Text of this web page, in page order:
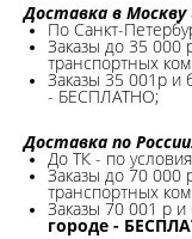
Доставка в
По Санкт-
Заказы до 35 000
транспортных
Заказы 35 001р и
- БЕСПЛАТНО;
Доставка по
До ТК - по
Заказы до 70 000
транспортных
Заказы 70 001 р и
городе -